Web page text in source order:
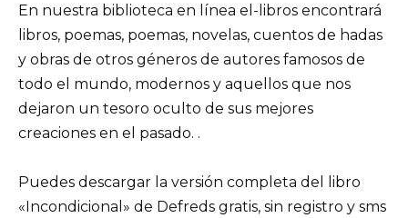
En nuestra biblioteca en línea el-libros encontrará
libros, poemas, poemas, novelas, cuentos de hadas
y obras de otros géneros de autores famosos de
todo el mundo, modernos y aquellos que nos
dejaron un tesoro oculto de sus mejores
creaciones en el pasado. .
Puedes descargar la versión completa del libro
«Incondicional» de Defreds gratis, sin registro y sms